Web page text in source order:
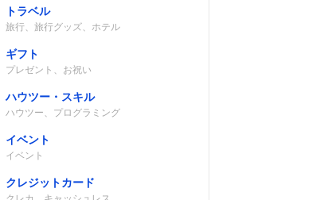
トラベル
旅行、旅行グッズ、ホテル
ギフト
プレゼント、お祝い
ハウツー・スキル
ハウツー、プログラミング
イベント
イベント
クレジットカード